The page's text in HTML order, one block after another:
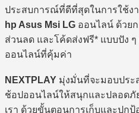
ประสบการณ์ที่ดีที่สุดในการใช้ง
hp Asus Msi LG ออนไลน์ ด้วย
ส่วนลด และโค้ดส่งฟรี* แบบปัง
ออนไลน์ที่คุ้มค่า
NEXTPLAY มุ่งมั่นที่จะมอบปร
ช้อปออนไลน์ให้สนุกและปลอด
เรา ด้วยขั้นตอนการเก็บและปก